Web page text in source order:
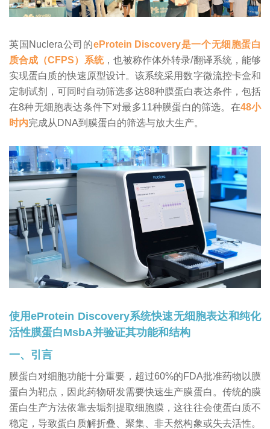
英国Nuclera公司的eProtein Discovery是一个无细胞蛋白
质合成（CFPS）系统，也被称作体外转录/翻译系统，能够
实现蛋白质的快速原型设计。该系统采用数字微流控卡盒和
定制试剂，可同时自动筛选多达88种膜蛋白表达条件，包括
在8种无细胞表达条件下对最多11种膜蛋白的筛选。在48小
时内完成从DNA到膜蛋白的筛选与放大生产。
使用eProtein Discovery系统快速无细胞表达和纯化
活性膜蛋白MsbA并验证其功能和结构
一、引言
膜蛋白对细胞功能十分重要，超过60%的FDA批准药物以膜
蛋白为靶点，因此药物研发需要快速生产膜蛋白。传统的膜
蛋白生产方法依靠去垢剂提取细胞膜，这往往会使蛋白质不
稳定，导致蛋白质解折叠、聚集、非天然构象或失去活性。